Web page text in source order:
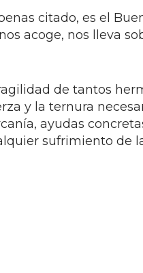
citado, es el
acoge, nos lleva
de tantos
y la ternura
ayudas
sufrimiento de